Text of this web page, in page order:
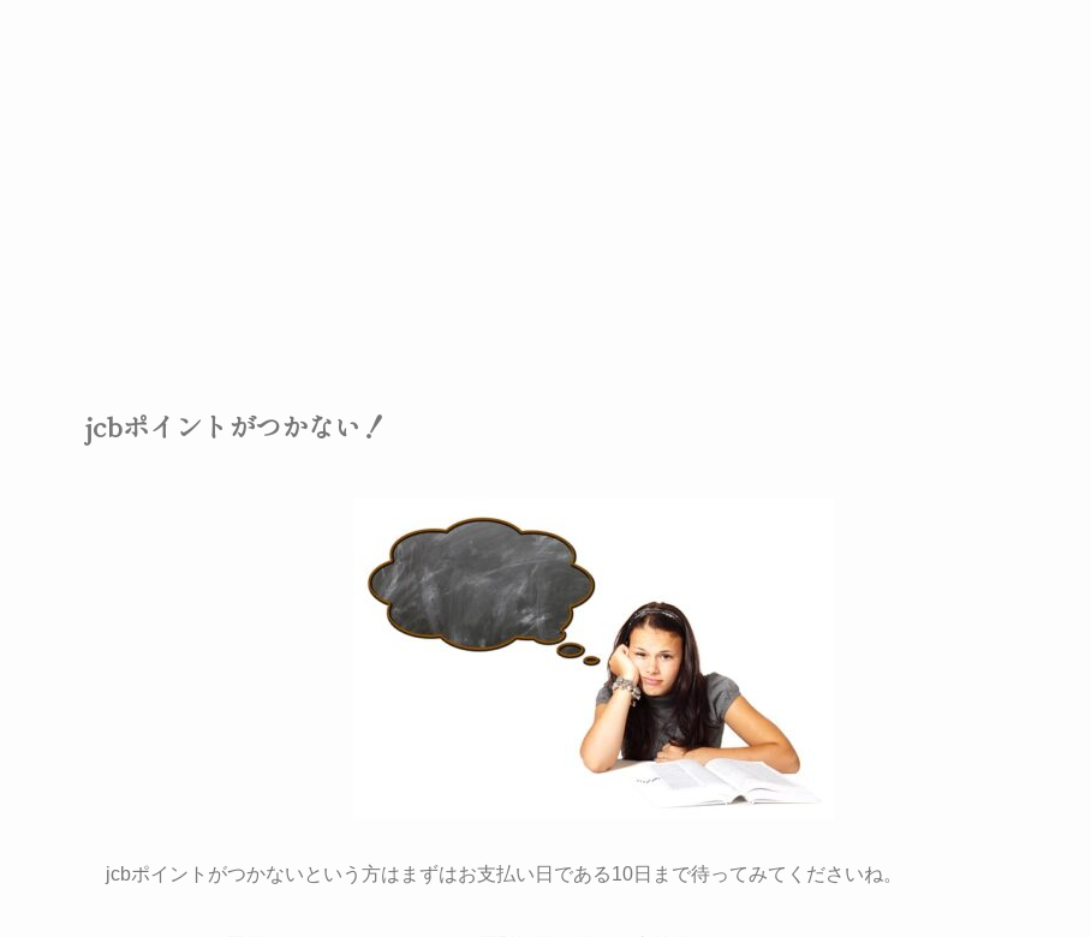
jcbポイントがつかない！
jcbポイントがつかないという方はまずはお支払い日である10日まで待ってみてくださいね。